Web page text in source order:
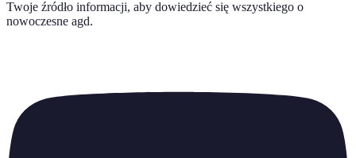
Twoje źródło informacji, aby dowiedzieć się wszystkiego o
nowoczesne agd.